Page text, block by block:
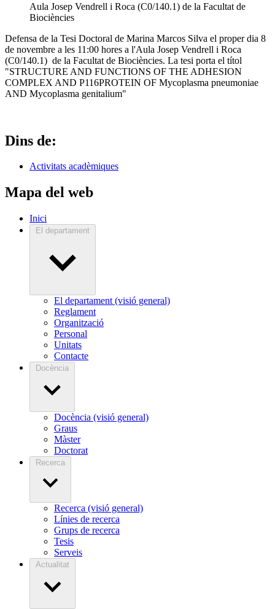
Aula Josep Vendrell i Roca (C0/140.1) de la Facultat de
Biociències
Defensa de la Tesi Doctoral de Marina Marcos Silva el proper dia 8
de novembre a les 11:00 hores a l'Aula Josep Vendrell i Roca
(C0/140.1) de la Facultat de Biociències. La tesi porta el títol
"STRUCTURE AND FUNCTIONS OF THE ADHESION
COMPLEX AND P116PROTEIN OF Mycoplasma pneumoniae
AND Mycoplasma genitalium"
Dins de:
Activitats acadèmiques
Mapa del web
Inici
El departament
El departament (visió general)
Reglament
Organització
Personal
Unitats
Contacte
Docència
Docència (visió general)
Graus
Màster
Doctorat
Recerca
Recerca (visió general)
Línies de recerca
Grups de recerca
Tesis
Serveis
Actualitat